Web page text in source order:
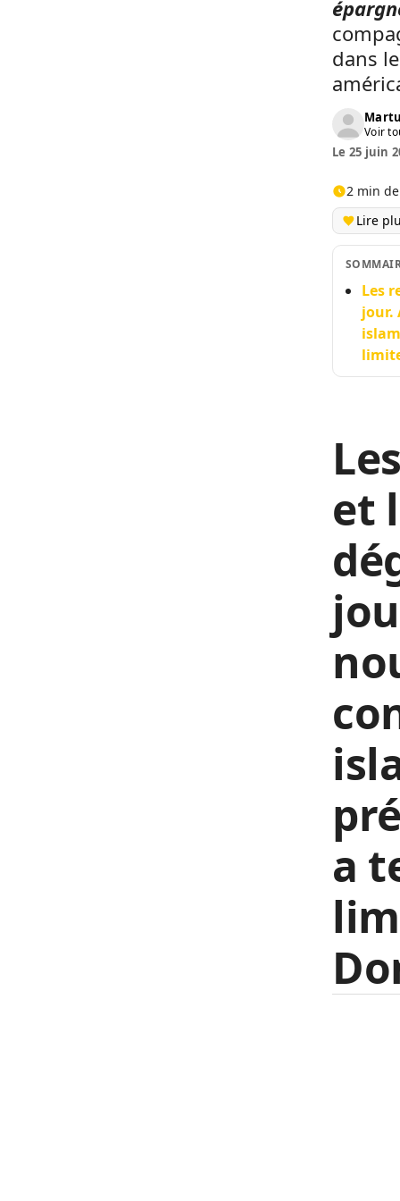
dans
Voir
Le 25 juin
2 min
Lire
Les
jour.
et
a